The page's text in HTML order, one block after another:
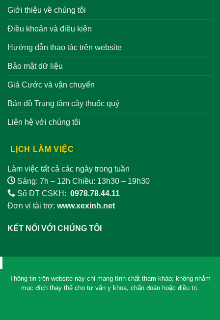
Giới thiệu về chúng tôi
Điều khoản và điều kiện
Hướng dẫn thao tác trên website
Bảo mật dữ liệu
Giá Cước và vận chuyển
Bản đồ Trung tâm cây thuốc quý
Liên hệ với chúng tôi
LỊCH LÀM VIỆC
Làm việc tất cả các ngày trong tuần
Sáng: 7h – 12h Chiều: 13h30 – 19h30
Số ĐT CSKH: 0978.78.44.11
Đơn vị tài trợ: www.xexinh.net
KẾT NỐI VỚI CHÚNG TÔI
Thông tin trên website này chỉ mang tính chất tham khảo; không nhằm
mục đích thay thế cho tư vấn y khoa, chẩn đoán hoặc điều trị.